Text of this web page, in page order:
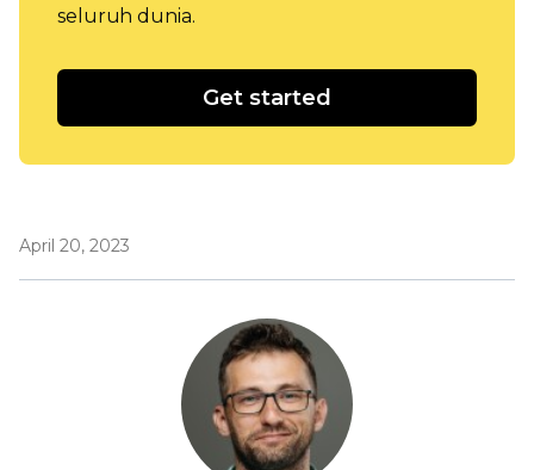
seluruh dunia.
Get started
April 20, 2023